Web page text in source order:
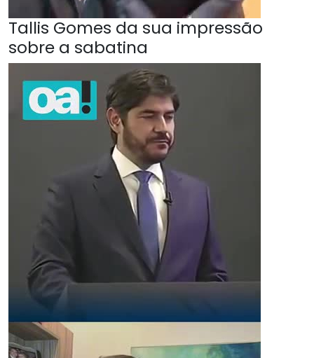
Tallis Gomes da sua impressão
sobre a sabatina